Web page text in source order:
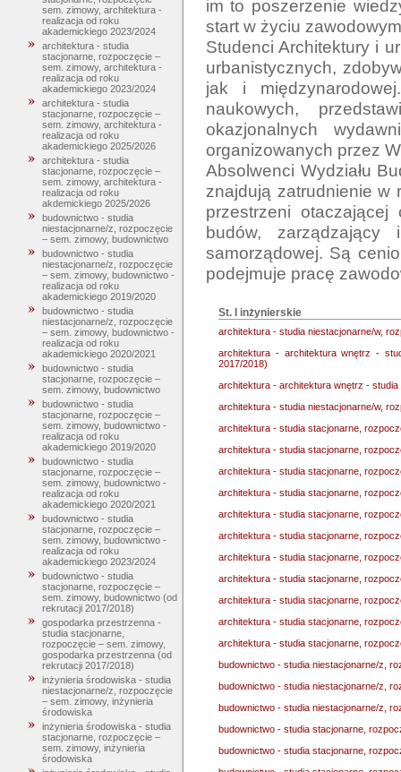
sem. zimowy, architektura -
realizacja od roku
akademickiego 2023/2024
architektura - studia
stacjonarne, rozpoczęcie –
sem. zimowy, architektura -
realizacja od roku
akademickiego 2023/2024
architektura - studia
stacjonarne, rozpoczęcie –
sem. zimowy, architektura -
realizacja od roku
akademickiego 2025/2026
architektura - studia
stacjonarne, rozpoczęcie –
sem. zimowy, architektura -
realizacja od roku
akdemickiego 2025/2026
budownictwo - studia
niestacjonarne/z, rozpoczęcie
– sem. zimowy, budownictwo
budownictwo - studia
niestacjonarne/z, rozpoczęcie
– sem. zimowy, budownictwo -
realizacja od roku
akademickiego 2019/2020
budownictwo - studia
niestacjonarne/z, rozpoczęcie
– sem. zimowy, budownictwo -
realizacja od roku
akademickiego 2020/2021
budownictwo - studia
stacjonarne, rozpoczęcie –
sem. zimowy, budownictwo
budownictwo - studia
stacjonarne, rozpoczęcie –
sem. zimowy, budownictwo -
realizacja od roku
akademickiego 2019/2020
budownictwo - studia
stacjonarne, rozpoczęcie –
sem. zimowy, budownictwo -
realizacja od roku
akademickiego 2020/2021
budownictwo - studia
stacjonarne, rozpoczęcie –
sem. zimowy, budownictwo -
realizacja od roku
akademickiego 2023/2024
budownictwo - studia
stacjonarne, rozpoczęcie –
sem. zimowy, budownictwo (od
rekrutacji 2017/2018)
gospodarka przestrzenna -
studia stacjonarne,
rozpoczęcie – sem. zimowy,
gospodarka przestrzenna (od
rekrutacji 2017/2018)
inżynieria środowiska - studia
niestacjonarne/z, rozpoczęcie
– sem. zimowy, inżynieria
środowiska
inżynieria środowiska - studia
stacjonarne, rozpoczęcie –
sem. zimowy, inżynieria
środowiska
im to poszerzenie
start w życiu
Studenci Architektury i
urbanistycznych,
jak i
naukowych,
okazjonalnych
organizowanych przez
Absolwenci Wydziału
znajdują zatrudnienie w
przestrzeni
budów, zarządzający
samorządowej. Są
St. I inżynierskie
architektura - studia niestacjonarne/w,
architektura - architektura wnętrz -
2017/2018)
architektura - architektura wnętrz -
architektura - studia niestacjonarne/w,
architektura - studia stacjonarne,
architektura - studia stacjonarne,
architektura - studia stacjonarne,
architektura - studia stacjonarne,
architektura - studia stacjonarne,
architektura - studia stacjonarne,
architektura - studia stacjonarne,
architektura - studia stacjonarne,
architektura - studia stacjonarne,
architektura - studia stacjonarne,
architektura - studia stacjonarne,
budownictwo - studia niestacjonarne/z,
budownictwo - studia niestacjonarne/z,
budownictwo - studia niestacjonarne/z,
budownictwo - studia stacjonarne,
budownictwo - studia stacjonarne,